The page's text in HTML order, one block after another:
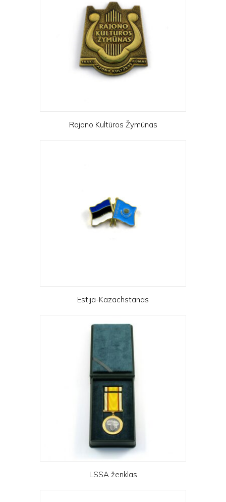
Rajono Kultūros Žymūnas
Estija-Kazachstanas
LSSA ženklas